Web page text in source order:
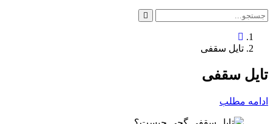
تایل سقفی
تایل سقفی
ادامه مطلب